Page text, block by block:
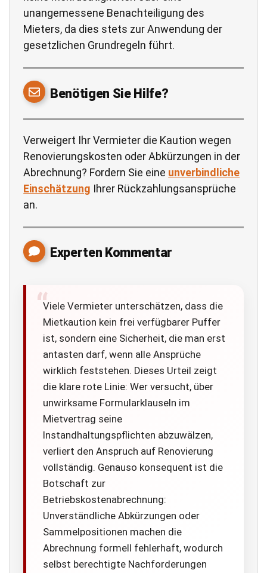
unangemessene Benachteiligung des
Mieters, da dies stets zur Anwendung der
gesetzlichen Grundregeln führt.
Benötigen Sie Hilfe?
Verweigert Ihr Vermieter die Kaution wegen
Renovierungskosten oder Abkürzungen in der
Abrechnung? Fordern Sie eine unverbindliche
Einschätzung Ihrer Rückzahlungsansprüche
an.
Experten Kommentar
Viele Vermieter unterschätzen, dass die
Mietkaution kein frei verfügbarer Puffer
ist, sondern eine Sicherheit, die man erst
antasten darf, wenn alle Ansprüche
wirklich feststehen. Dieses Urteil zeigt
die klare rote Linie: Wer versucht, über
unwirksame Formularklauseln im
Mietvertrag seine
Instandhaltungspflichten abzuwälzen,
verliert den Anspruch auf Renovierung
vollständig. Genauso konsequent ist die
Botschaft zur
Betriebskostenabrechnung:
Unverständliche Abkürzungen oder
Sammelpositionen machen die
Abrechnung formell fehlerhaft, wodurch
selbst berechtigte Nachforderungen